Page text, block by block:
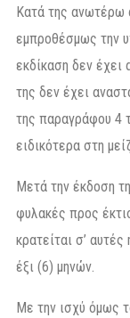
Κατά της ανωτέρω
εμπροθέσμως την
εκδίκαση δεν έχει
της δεν έχει
της παραγράφου 4
ειδικότερα στη
Μετά την έκδοση
φυλακές προς
κρατείται σ’
έξι (6) μηνών.
Με την ισχύ όμως